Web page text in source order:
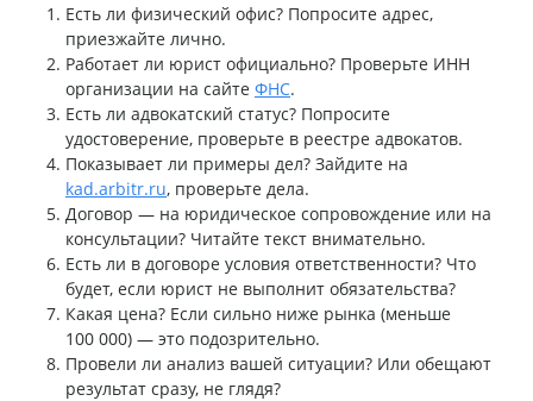
Есть ли физический офис? Попросите адрес,
приезжайте лично.
Работает ли юрист официально? Проверьте ИНН
организации на сайте ФНС.
Есть ли адвокатский статус? Попросите
удостоверение, проверьте в реестре адвокатов.
Показывает ли примеры дел? Зайдите на
kad.arbitr.ru, проверьте дела.
Договор — на юридическое сопровождение или на
консультации? Читайте текст внимательно.
Есть ли в договоре условия ответственности? Что
будет, если юрист не выполнит обязательства?
Какая цена? Если сильно ниже рынка (меньше
100 000) — это подозрительно.
Провели ли анализ вашей ситуации? Или обещают
результат сразу, не глядя?